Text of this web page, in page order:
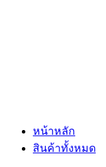
หน้าหลัก
สินค้าทั้งหมด